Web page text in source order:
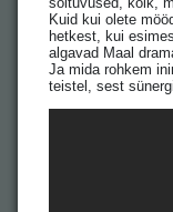
Kuid kui olete
hetkest, kui
algavad Maal
Ja mida rohkem
teistel, sest